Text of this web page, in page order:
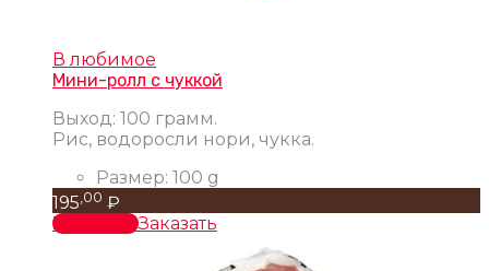
В любимое
Мини-ролл с чуккой
Выход: 100 грамм.
Рис, водоросли нори, чукка.
Размер: 100 g
195 ,00 ₽
В корзинуЗаказать